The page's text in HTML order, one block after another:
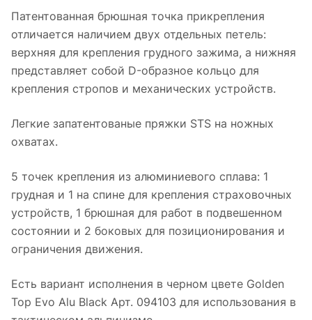
Патентованная брюшная точка прикрепления
отличается наличием двух отдельных петель:
верхняя для крепления грудного зажима, а нижняя
представляет собой D-образное кольцо для
крепления стропов и механических устройств.
Легкие запатентованые пряжки STS на ножных
охватах.
5 точек крепления из алюминиевого сплава: 1
грудная и 1 на спине для крепления страховочных
устройств, 1 брюшная для работ в подвешенном
состоянии и 2 боковых для позиционирования и
ограничения движения.
Есть вариант исполнения в черном цвете Golden
Top Evo Alu Black Арт. 094103 для использования в